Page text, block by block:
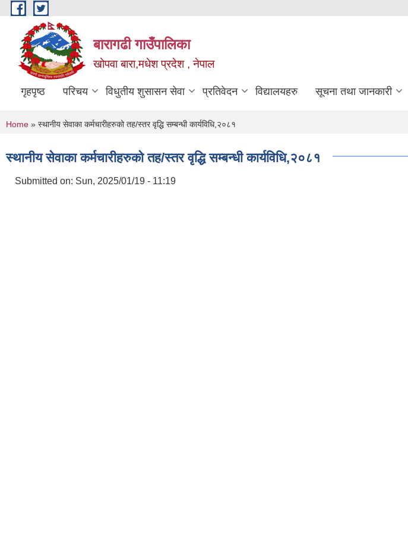
Skip to main content
बारागढी गाउँपालिका
खोपवा बारा,मधेश प्रदेश , नेपाल
गृहपृष्ठ परिचय विधुतीय शुसासन सेवा प्रतिवेदन विद्यालयहरु सूचना तथा जानकारी
You are here
Home » स्थानीय सेवाका कर्मचारीहरुको तह/स्तर वृद्धि सम्बन्धी कार्यविधि,२०८१
स्थानीय सेवाका कर्मचारीहरुको तह/स्तर वृद्धि सम्बन्धी कार्यविधि,२०८१
Submitted on: Sun, 2025/01/19 - 11:19